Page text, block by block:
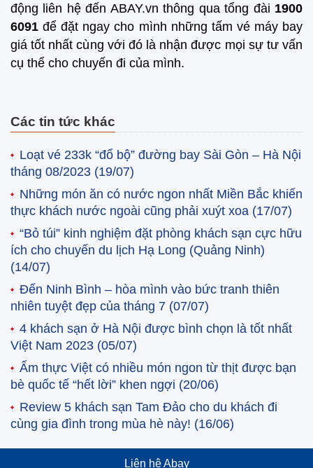
động liên hệ đến ABAY.vn thông qua tổng đài 1900
6091 để đặt ngay cho mình những tấm vé máy bay
giá tốt nhất cùng với đó là nhận được mọi sự tư vấn
cụ thể cho chuyến đi của mình.
Các tin tức khác
Loạt vé 233k “đổ bộ” đường bay Sài Gòn – Hà Nội
tháng 08/2023 (19/07)
Những món ăn có nước ngon nhất Miền Bắc khiến
thực khách nước ngoài cũng phải xuýt xoa (17/07)
“Bỏ túi” kinh nghiệm đặt phòng khách sạn cực hữu
ích cho chuyến du lịch Hạ Long (Quảng Ninh)
(14/07)
Đến Ninh Bình – hòa mình vào bức tranh thiên
nhiên tuyệt đẹp của tháng 7 (07/07)
4 khách sạn ở Hà Nội được bình chọn là tốt nhất
Việt Nam 2023 (05/07)
Ẩm thực Việt có nhiều món ngon từ thịt được bạn
bè quốc tế “hết lời” khen ngợi (20/06)
Review 5 khách sạn Tam Đảo cho du khách đi
cùng gia đình trong mùa hè này! (16/06)
Liên hệ Abay